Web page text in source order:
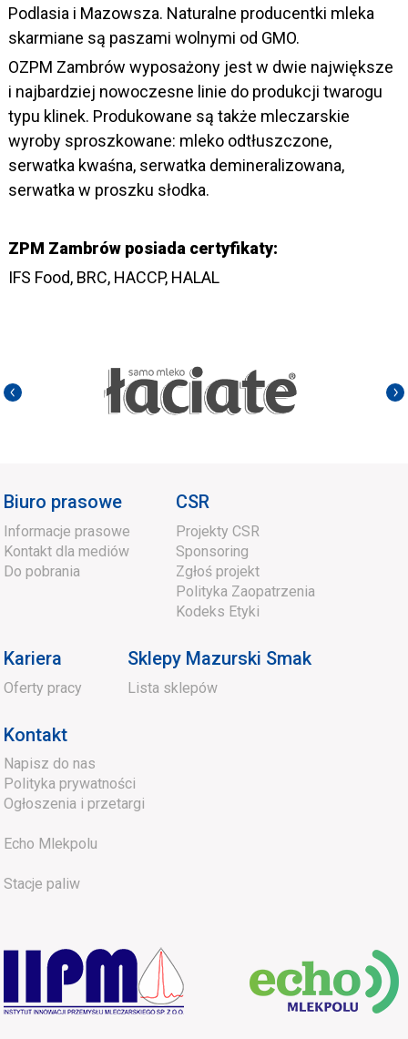
Podlasia i Mazowsza. Naturalne producentki mleka
skarmiane są paszami wolnymi od GMO.
OZPM Zambrów wyposażony jest w dwie największe
i najbardziej nowoczesne linie do produkcji twarogu
typu klinek. Produkowane są także mleczarskie
wyroby sproszkowane: mleko odtłuszczone,
serwatka kwaśna, serwatka demineralizowana,
serwatka w proszku słodka.
ZPM Zambrów posiada certyfikaty:
IFS Food, BRC, HACCP, HALAL
Biuro prasowe
Informacje prasowe
Kontakt dla mediów
Do pobrania
CSR
Projekty CSR
Sponsoring
Zgłoś projekt
Polityka Zaopatrzenia
Kodeks Etyki
Kariera
Oferty pracy
Sklepy Mazurski Smak
Lista sklepów
Kontakt
Napisz do nas
Polityka prywatności
Ogłoszenia i przetargi
Echo Mlekpolu
Stacje paliw